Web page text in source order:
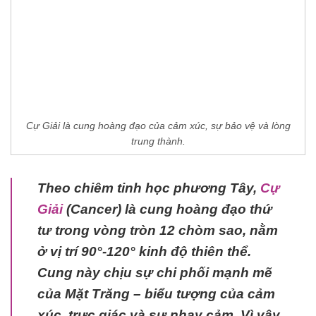
Cự Giải là cung hoàng đạo của cảm xúc, sự bảo vệ và lòng
trung thành.
Theo chiêm tinh học phương Tây, Cự
Giải(Cancer) là cung hoàng đạo thứ
tư trong vòng tròn 12 chòm sao, nằm
ở vị trí 90°-120° kinh độ thiên thể.
Cung này chịu sự chi phối mạnh mẽ
của Mặt Trăng – biểu tượng của cảm